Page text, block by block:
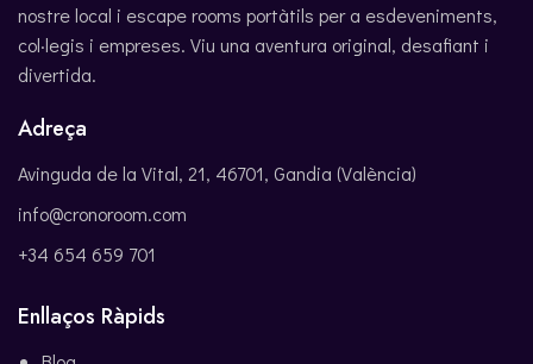
nostre local i escape rooms portàtils per a esdeveniments,
col·legis i empreses. Viu una aventura original, desafiant i
divertida.
Adreça
Avinguda de la Vital, 21, 46701, Gandia (València)
info@cronoroom.com
+34 654 659 701
Enllaços Ràpids